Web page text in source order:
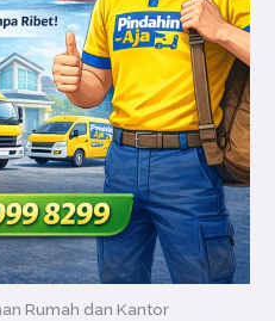
Rumah dan Kantor